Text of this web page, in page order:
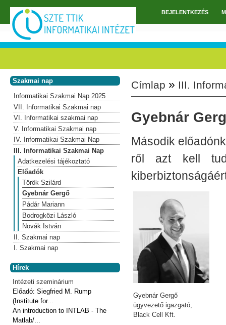
Ugrás a tartalomra
FőmenüBEJELENTKEZÉS
Jelenlegi hely
Címlap » III.
Gyebnár
Második
ről azt kell
Gyebnár Gergő
ügyvezető igazgató,
Black Cell Kft.
Szakmai nap
Informatikai Szakmai Nap 2025
VII. Informatikai Szakmai nap
VI. Informatikai szakmai nap
V. Informatikai Szakmai nap
IV. Informatikai Szakmai Nap
III. Informatikai Szakmai Nap
Adatkezelési tájékoztató
Előadók
Török Szilárd
Gyebnár Gergő
Pádár Mariann
Bodrogközi László
Novák István
II. Szakmai nap
I. Szakmai nap
Hírek
Intézeti szeminárium
Előadó:Siegfried M. Rump
(Institute for...
An introduction to INTLAB - The
Matlab/...